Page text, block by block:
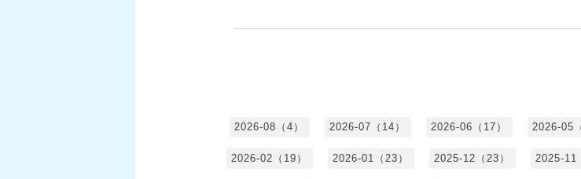
2026-08（4） 2026-07（14） 2026-06（17） 2026-05
2026-02（19） 2026-01（23） 2025-12（23） 2025-11